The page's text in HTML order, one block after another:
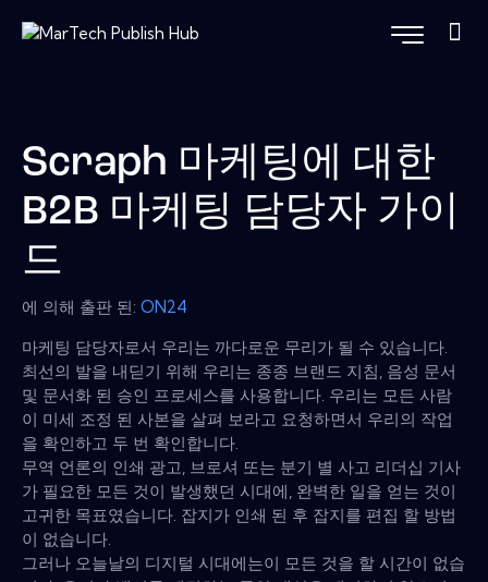
Scraph 마케팅에 대한
B2B 마케팅 담당자 가이
드
에 의해 출판 된: ON24
마케팅 담당자로서 우리는 까다로운 무리가 될 수 있습니다.
최선의 발을 내딛기 위해 우리는 종종 브랜드 지침, 음성 문서
및 문서화 된 승인 프로세스를 사용합니다. 우리는 모든 사람
이 미세 조정 된 사본을 살펴 보라고 요청하면서 우리의 작업
을 확인하고 두 번 확인합니다.
무역 언론의 인쇄 광고, 브로셔 또는 분기 별 사고 리더십 기사
가 필요한 모든 것이 발생했던 시대에, 완벽한 일을 얻는 것이
고귀한 목표였습니다. 잡지가 인쇄 된 후 잡지를 편집 할 방법
이 없습니다.
그러나 오늘날의 디지털 시대에는이 모든 것을 할 시간이 없습